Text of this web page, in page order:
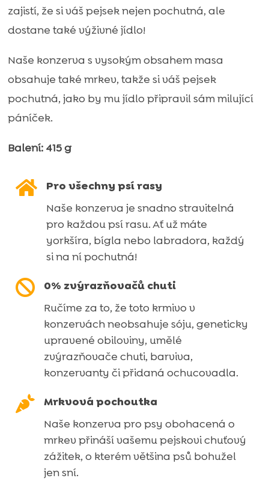
s
divokým
jelenem
a
mrkví
–
415
množství
zajistí, že si váš pejsek nejen pochutná, ale
dostane také výživné jídlo!
Naše konzerva s vysokým obsahem masa
obsahuje také mrkev, takže si váš pejsek
pochutná, jako by mu jídlo připravil sám milující
páníček.
Balení: 415 g

Pro všechny psí rasy
Naše konzerva je snadno stravitelná
pro každou psí rasu. Ať už máte
yorkšíra, bígla nebo labradora, každý
si na ní pochutná!

0% zvýrazňovačů chuti
Ručíme za to, že toto krmivo v
konzervách neobsahuje sóju, geneticky
upravené obiloviny, umělé
zvýrazňovače chuti, barviva,
konzervanty či přidaná ochucovadla.

Mrkvová pochoutka
Naše konzerva pro psy obohacená o
mrkev přináší vašemu pejskovi chuťový
zážitek, o kterém většina psů bohužel
jen sní.